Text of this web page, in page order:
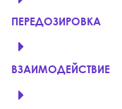
ПЕРЕДОЗИРОВКА
ВЗАИМОДЕЙСТВИЕ